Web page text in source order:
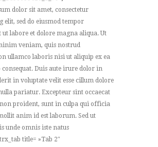
dolor sit amet, consectetur
elit, sed do eiusmod tempor
labore et dolore magna aliqua. Ut
veniam, quis nostrud
ullamco laboris nisi ut aliquip ex ea
consequat. Duis aute irure dolor in
in voluptate velit esse cillum dolore
pariatur. Excepteur sint occaecat
proident, sunt in culpa qui officia
anim id est laborum. Sed ut
unde omnis iste natus
title= »Tab 2″